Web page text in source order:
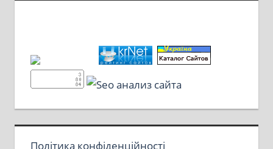
Політика конфіденційності